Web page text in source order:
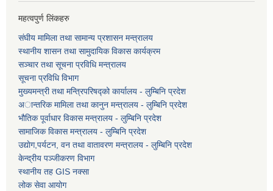
महत्वपुर्ण लिंकहरु
संघीय मामिला तथा सामान्य प्रशासन मन्त्रालय
स्थानीय शासन तथा सामुदायिक विकास कार्यक्रम
सञ्चार तथा सूचना प्रविधि मन्त्रालय
सूचना प्रविधि विभाग
मुख्यमन्त्री तथा मन्त्रिपरिषद्को कार्यालय - लुम्बिनि प्रदेश
अान्तरिक मामिला तथा कानुन मन्त्रालय - लुम्बिनि प्रदेश
भौतिक पूर्वाधार विकास मन्त्रालय - लुम्बिनि प्रदेश
सामाजिक विकास मन्त्रालय - लुम्बिनि प्रदेश
उद्याेग,पर्यटन, वन तथा वातावरण मन्त्रालय - लुम्बिनि प्रदेश
केन्द्रीय पञ्जीकरण विभाग
स्थानीय तह GIS नक्सा
लोक सेवा आयोग